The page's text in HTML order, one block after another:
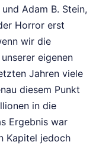
Adam B. Stein,
Horror erst
wir die
eigenen
Jahren viele
diesem Punkt
in die
Ergebnis war
Kapitel jedoch